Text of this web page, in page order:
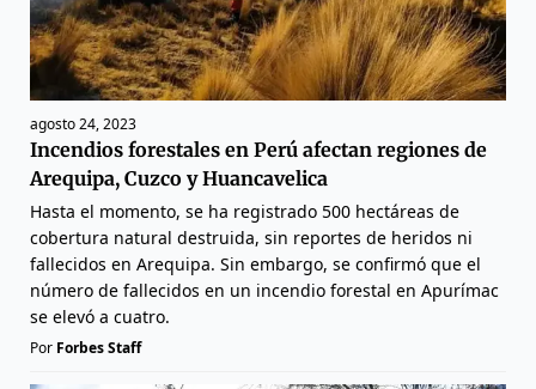
agosto 24, 2023
Incendios forestales en Perú afectan regiones de
Arequipa, Cuzco y Huancavelica
Hasta el momento, se ha registrado 500 hectáreas de
cobertura natural destruida, sin reportes de heridos ni
fallecidos en Arequipa. Sin embargo, se confirmó que el
número de fallecidos en un incendio forestal en Apurímac
se elevó a cuatro.
Por Forbes Staff